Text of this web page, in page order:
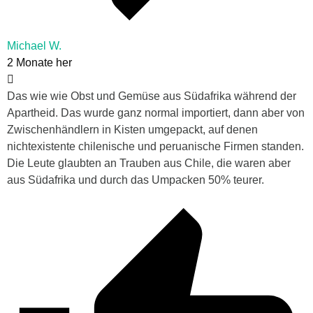
Michael W.
2 Monate her
Das wie wie Obst und Gemüse aus Südafrika während der
Apartheid. Das wurde ganz normal importiert, dann aber von
Zwischenhändlern in Kisten umgepackt, auf denen
nichtexistente chilenische und peruanische Firmen standen.
Die Leute glaubten an Trauben aus Chile, die waren aber
aus Südafrika und durch das Umpacken 50% teurer.